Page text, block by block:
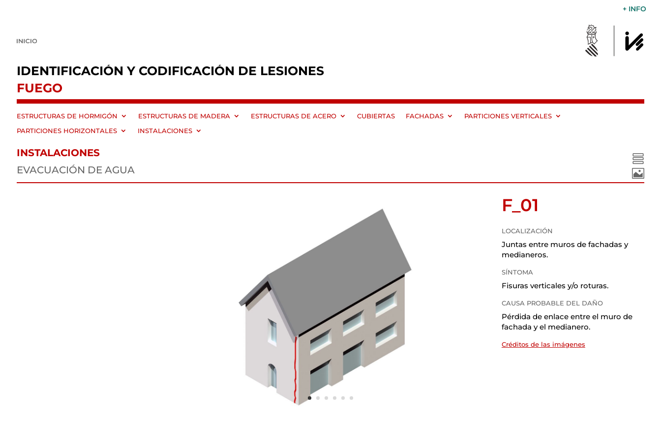
+ INFO
IDENTIFICACIÓN Y CODIFICACIÓN DE LESIONES
FUEGO
ESTRUCTURAS DE HORMIGÓN ESTRUCTURAS DE MADERA ESTRUCTURAS DE ACERO CUBIERTAS FACHADAS
PARTICIONES VERTICALES
PARTICIONES HORIZONTALES
INSTALACIONES
INSTALACIONES
EVACUACIÓN DE AGUA


F_01
LOCALIZACIÓN
Juntas entre muros de fachadas y
medianeros.
SÍNTOMA
Fisuras verticales y/o roturas.
CAUSA PROBABLE DEL DAÑO
Pérdida de enlace entre el muro de
fachada y el medianero.
Créditos de las imágenes